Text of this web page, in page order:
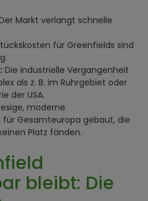
Markt verlangt schnelle
für Greenfields sind
Die industrielle Vergangenheit
als z. B. im Ruhrgebiet oder
der USA.
moderne
Gesamteuropa gebaut, die
Platz fänden.
bleibt: Die